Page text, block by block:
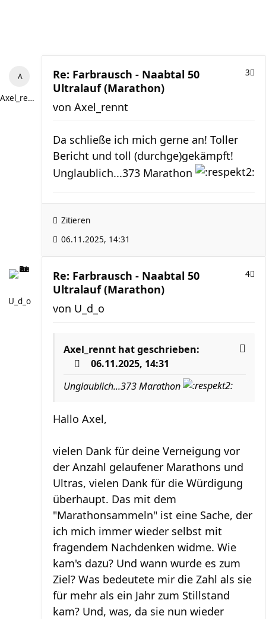
Axel_rennt
Re: Farbrausch - Naabtal 50
Ultralauf (Marathon)
3
von Axel_rennt
Da schließe ich mich gerne an! Toller
Bericht und toll (durchge)gekämpft!
Unglaublich...373 Marathon
Zitieren
06.11.2025, 14:31
U_d_o
Re: Farbrausch - Naabtal 50
Ultralauf (Marathon)
4
von U_d_o
Axel_rennt hat geschrieben:
06.11.2025, 14:31
Unglaublich...373 Marathon
Hallo Axel,
vielen Dank für deine Verneigung vor
der Anzahl gelaufener Marathons und
Ultras, vielen Dank für die Würdigung
überhaupt. Das mit dem
"Marathonsammeln" ist eine Sache, der
ich mich immer wieder selbst mit
fragendem Nachdenken widme. Wie
kam's dazu? Und wann wurde es zum
Ziel? Was bedeutete mir die Zahl als sie
für mehr als ein Jahr zum Stillstand
kam? Und, was, da sie nun wieder